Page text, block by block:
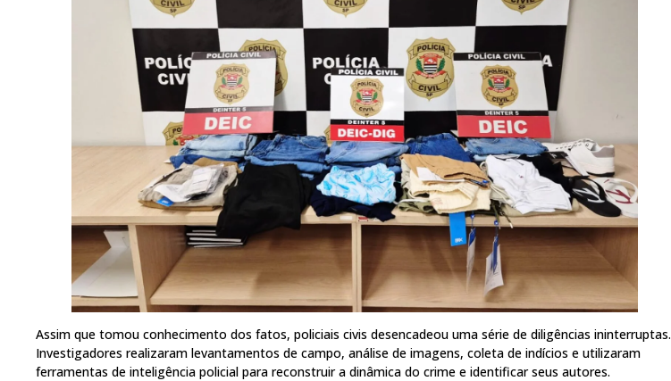
Assim que tomou conhecimento dos fatos, policiais civis desencadeou uma série de diligências ininterruptas.
Investigadores realizaram levantamentos de campo, análise de imagens, coleta de indícios e utilizaram
ferramentas de inteligência policial para reconstruir a dinâmica do crime e identificar seus autores.